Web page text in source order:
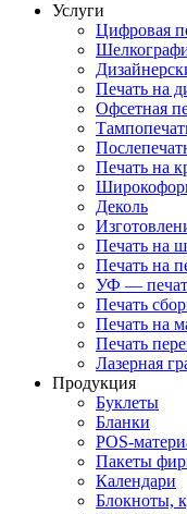
Услуги
Цифровая
Печать на
Офсетная
Печать на
Деколь
Печать на
Печать на
УФ —
Печать
Печать на
Печать
Лазерная
Продукция
Буклеты
Бланки
POS-
Пакеты
Календари
Блокноты,